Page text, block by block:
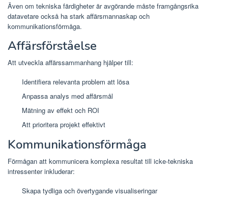
Även om tekniska färdigheter är avgörande måste framgångsrika
datavetare också ha stark affärsmannaskap och
kommunikationsförmåga.
Affärsförståelse
Att utveckla affärssammanhang hjälper till:
Identifiera relevanta problem att lösa
Anpassa analys med affärsmål
Mätning av effekt och ROI
Att prioritera projekt effektivt
Kommunikationsförmåga
Förmågan att kommunicera komplexa resultat till icke-tekniska
intressenter inkluderar:
Skapa tydliga och övertygande visualiseringar